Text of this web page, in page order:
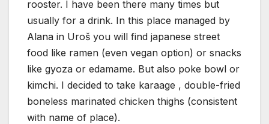
rooster. I have been there many times but
usually for a drink. In this place managed by
Alana in Uroš you will find japanese street
food like ramen (even vegan option) or snacks
like gyoza or edamame. But also poke bowl or
kimchi. I decided to take karaage , double-fried
boneless marinated chicken thighs (consistent
with name of place).